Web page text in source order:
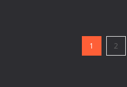
1 2